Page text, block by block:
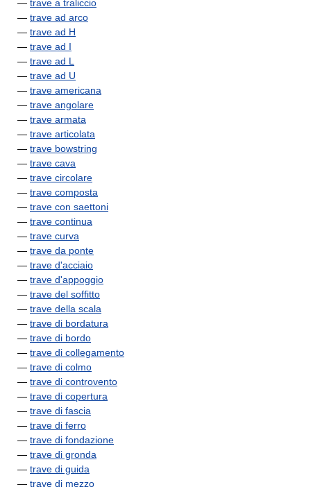
— trave a traliccio
— trave ad arco
— trave ad H
— trave ad I
— trave ad L
— trave ad U
— trave americana
— trave angolare
— trave armata
— trave articolata
— trave bowstring
— trave cava
— trave circolare
— trave composta
— trave con saettoni
— trave continua
— trave curva
— trave da ponte
— trave d'acciaio
— trave d'appoggio
— trave del soffitto
— trave della scala
— trave di bordatura
— trave di bordo
— trave di collegamento
— trave di colmo
— trave di controvento
— trave di copertura
— trave di fascia
— trave di ferro
— trave di fondazione
— trave di gronda
— trave di guida
— trave di mezzo